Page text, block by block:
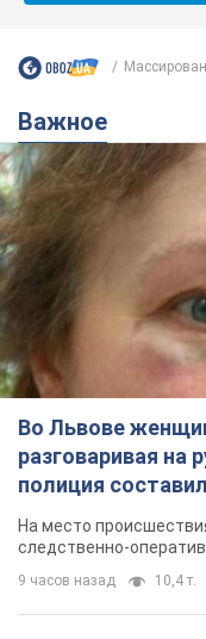
Важное
Во Львове
разговаривая на
полиция
протокол. Видео
На место
следственно-
9 часов назад 10,4 т.